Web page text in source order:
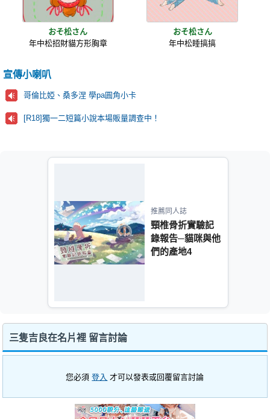
おそ松さん
年中松招財貓方形胸章
おそ松さん
年中松睡搞搞
宣傳小喇叭
哥倫比婭、桑多涅 學pa圓角小卡
[R18]獨一二短篇小說本場販量調查中！
推薦同人誌
頸椎骨折實驗記
錄報告─貓咪與他
們的產地4
三隻吉良在名片裡 留言討論
您必須登入 才可以發表或回覆留言討論